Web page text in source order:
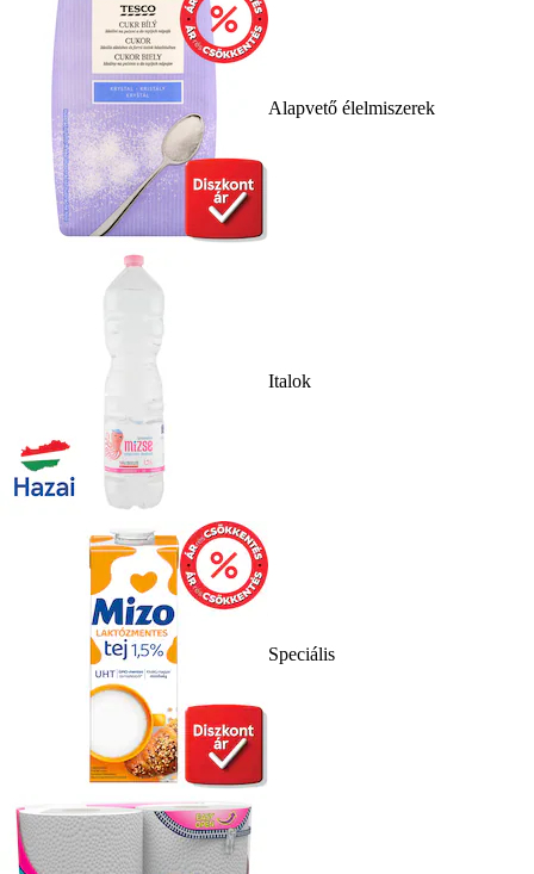
Alapvető élelmiszerek
Italok
Speciális